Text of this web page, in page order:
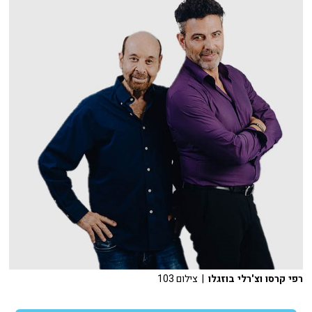
רפי קרסו וצ'רלי בוזגלו | צילום 103